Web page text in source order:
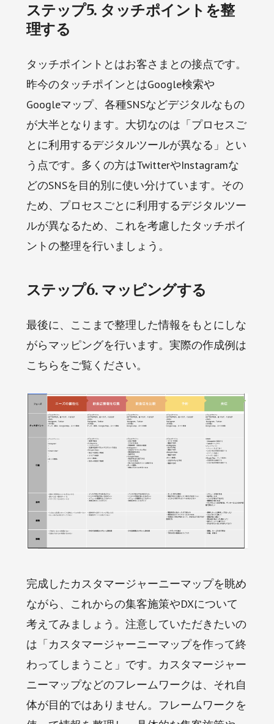
ステップ5. タッチポイントを整
理する
タッチポイントとはお客さまとの接点です。
昨今のタッチポインとはGoogle検索や
Googleマップ、各種SNSなどデジタルなもの
が大半となります。大切なのは「プロセスご
とに利用するデジタルツールが異なる」とい
う点です。多くの方はTwitterやInstagramな
どのSNSを目的別に使い分けています。その
ため、プロセスごとに利用するデジタルツー
ルが異なるため、これを考慮したタッチポイ
ントの整理を行いましょう。
ステップ6. マッピングする
最後に、ここまで整理した情報をもとにしな
がらマッピングを行います。実際の作成例は
こちらをご覧ください。
完成したカスタマージャーニーマップを眺め
ながら、これからの集客施策やDXについて
考えてみましょう。注意していただきたいの
は「カスタマージャーニーマップを作って終
わってしまうこと」です。カスタマージャー
ニーマップなどのフレームワークは、それ自
体が目的ではありません。フレームワークを